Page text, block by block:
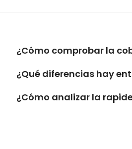
¿Cómo comprobar la
¿Qué diferencias hay
¿Cómo analizar la